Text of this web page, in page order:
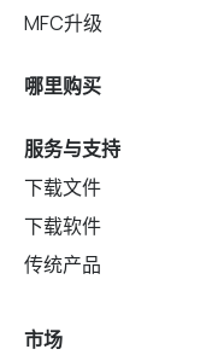
MFC升级
哪里购买
服务与支持
下载文件
下载软件
传统产品
市场